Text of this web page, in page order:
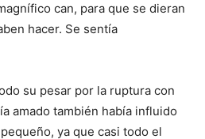
can, para que se dieran
hacer. Se sentía
su pesar por la ruptura con
amado también había influido
ya que casi todo el